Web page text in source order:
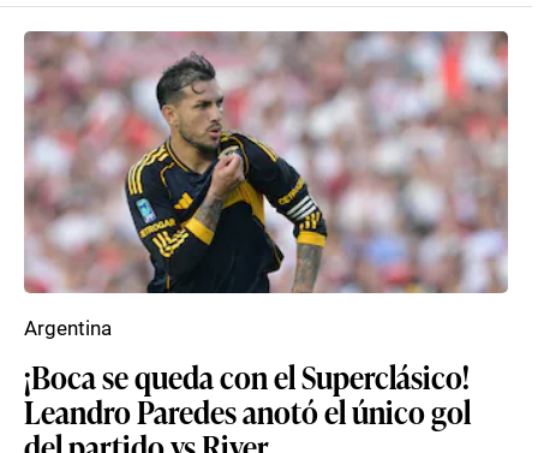
¡Boca se queda con el Superclásico!
Leandro Paredes anotó el único gol
Argentina